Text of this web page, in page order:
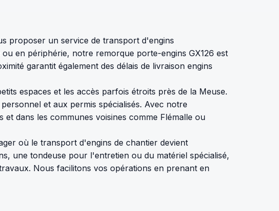
proposer un service de transport d'engins
en périphérie, notre remorque porte-engins GX126 est
garantit également des délais de livraison engins
espaces et les accès parfois étroits près de la Meuse.
et aux permis spécialisés. Avec notre
dans les communes voisines comme Flémalle ou
où le transport d'engins de chantier devient
une tondeuse pour l'entretien ou du matériel spécialisé,
Nous facilitons vos opérations en prenant en